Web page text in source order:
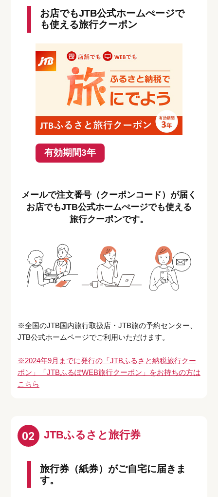
お店でもJTB公式ホームぺージで
も使える旅行クーポン
有効期間3年
メールで注文番号（クーポンコード）が届く
お店でもJTB公式ホームぺージでも使える
旅行クーポンです。
※全国のJTB国内旅行取扱店・JTB旅の予約センター、
JTB公式ホームページでご利用いただけます。
※2024年9月までに発行の「JTBふるさと納税旅行クー
ポン」「JTBふるぽWEB旅行クーポン」をお持ちの方は
こちら
02 JTBふるさと旅行券
旅行券（紙券）がご自宅に届きま
す。